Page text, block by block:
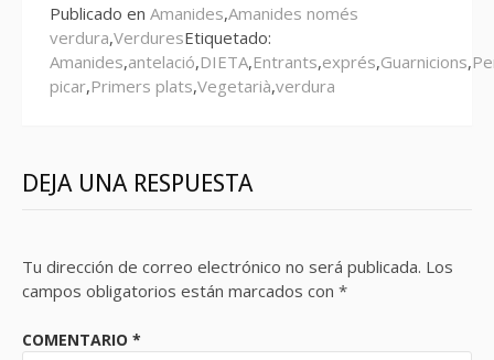
Publicado en Amanides,Amanides només
verdura,VerduresEtiquetado:
Amanides,antelació,DIETA,Entrants,exprés,Guarnicions,
picar,Primers plats,Vegetarià,verdura
DEJA UNA RESPUESTA
Tu dirección de correo electrónico no será publicada. Los
campos obligatorios están marcados con *
COMENTARIO *